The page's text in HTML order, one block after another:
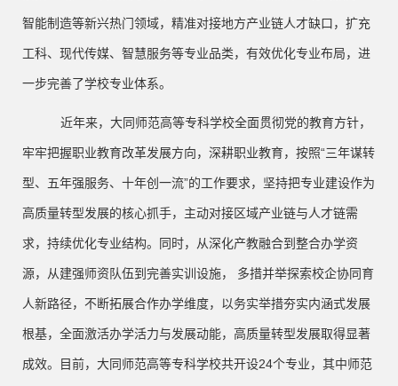
智能制造等新兴热门领域，精准对接地方产业链人才缺口，扩充
工科、现代传媒、智慧服务等专业品类，有效优化专业布局，进
一步完善了学校专业体系。
近年来，大同师范高等专科学校全面贯彻党的教育方针，
牢牢把握职业教育改革发展方向，深耕职业教育，按照“三年谋转
型、五年强服务、十年创一流”的工作要求，坚持把专业建设作为
高质量转型发展的核心抓手，主动对接区域产业链与人才链需
求，持续优化专业结构。同时，从深化产教融合到整合办学资
源，从建强师资队伍到完善实训设施， 多措并举探索校企协同育
人新路径，不断拓展合作办学维度，以务实举措夯实内涵式发展
根基，全面激活办学活力与发展动能，高质量转型发展取得显著
成效。目前，大同师范高等专科学校共开设24个专业，其中师范